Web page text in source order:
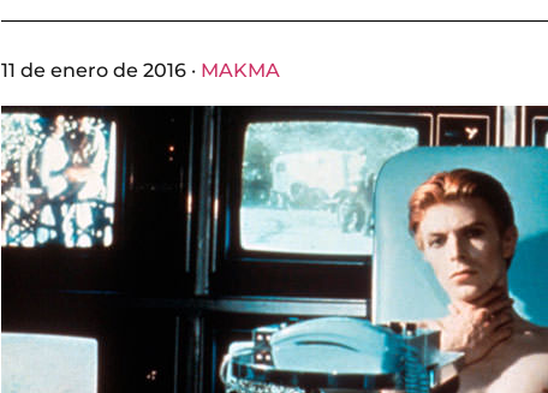
11 de enero de 2016 · MAKMA